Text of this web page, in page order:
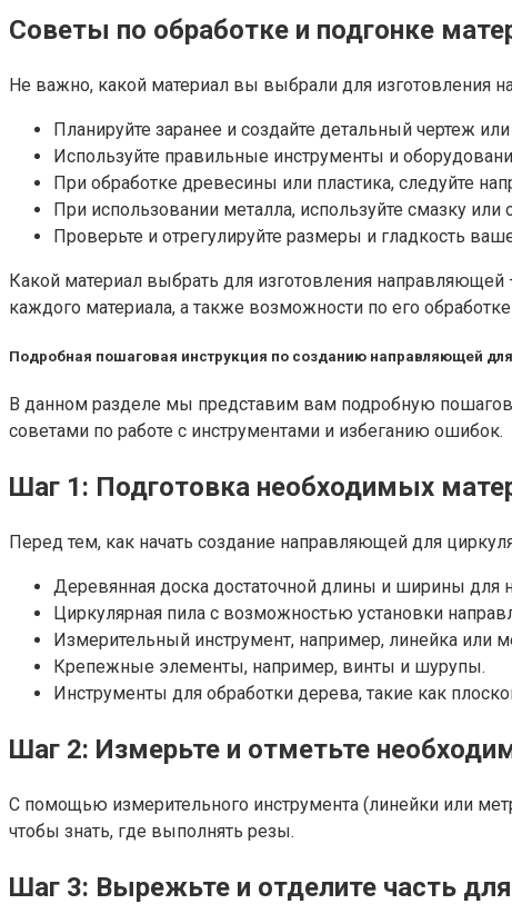
Советы по обработке и подгонке
Не важно, какой материал вы выбрали для изготовления
Планируйте заранее и создайте детальный чертеж
Используйте правильные инструменты и
При обработке древесины или пластика, следуйте
При использовании металла, используйте смазку
Проверьте и отрегулируйте размеры и гладкость
Какой материал выбрать для изготовления
каждого материала, а также возможности по его обработке
Подробная пошаговая инструкция по созданию направляющей
В данном разделе мы представим вам подробную
советами по работе с инструментами и избеганию ошибок.
Шаг 1: Подготовка необходимых
Перед тем, как начать создание направляющей для
Деревянная доска достаточной длины и ширины для
Циркулярная пила с возможностью установки
Измерительный инструмент, например, линейка или
Крепежные элементы, например, винты и шурупы.
Инструменты для обработки дерева, такие как
Шаг 2: Измерьте и отметьте
С помощью измерительного инструмента (линейки или
чтобы знать, где выполнять резы.
Шаг 3: Вырежьте и отделите часть